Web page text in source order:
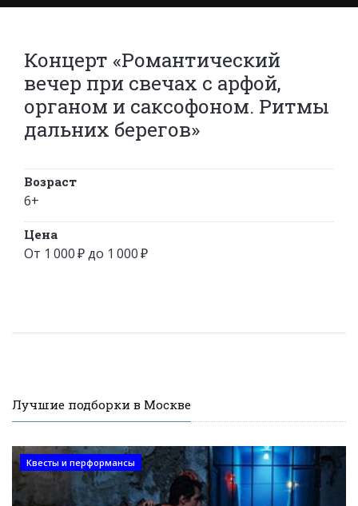
Концерт «Романтический
вечер при свечах с арфой,
органом и саксофоном. Ритмы
дальних берегов»
Возраст
6+
Цена
От 1 000 ₽ до 1 000 ₽
Лучшие подборки в Москве
Квесты и перформансы